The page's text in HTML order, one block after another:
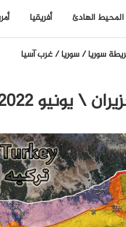
المحيط الهادئ أفريقيا
سوريا/سوريا/غرب آسيا